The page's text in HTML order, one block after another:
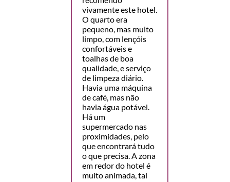
vivamente este hotel.
O quarto era
pequeno, mas muito
limpo, com lençóis
confortáveis e
toalhas de boa
qualidade, e serviço
de limpeza diário.
Havia uma máquina
de café, mas não
havia água potável.
Há um
supermercado nas
proximidades, pelo
que encontrará tudo
o que precisa. A zona
em redor do hotel é
muito animada, tal